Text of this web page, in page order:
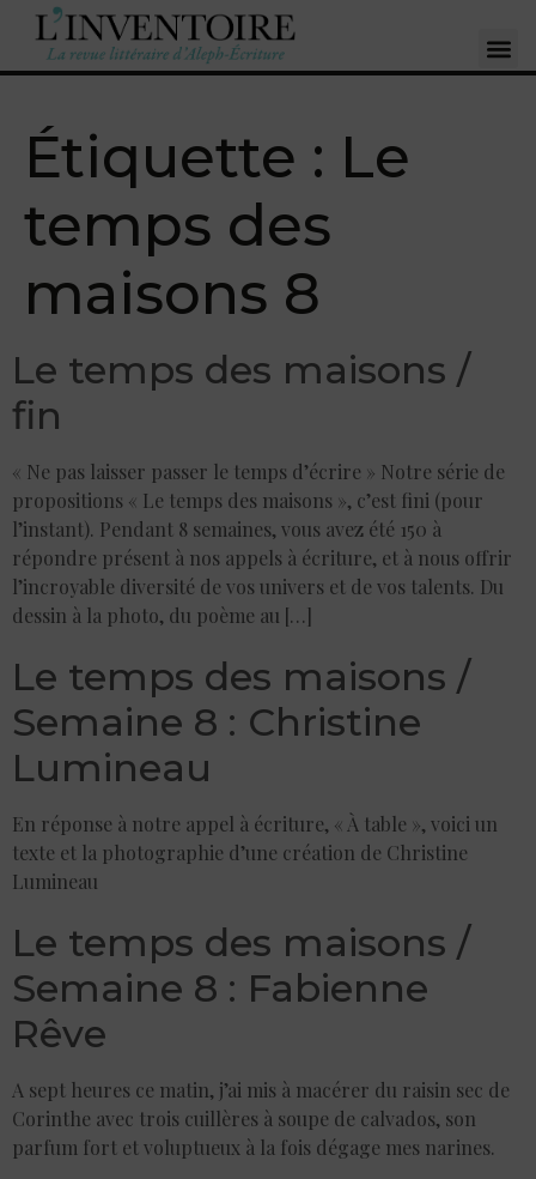
Étiquette : Le
temps des
maisons 8
Le temps des maisons /
fin
« Ne pas laisser passer le temps d’écrire » Notre série de
propositions « Le temps des maisons », c’est fini (pour
l’instant). Pendant 8 semaines, vous avez été 150 à
répondre présent à nos appels à écriture, et à nous offrir
l’incroyable diversité de vos univers et de vos talents. Du
dessin à la photo, du poème au […]
Le temps des maisons /
Semaine 8 : Christine
Lumineau
En réponse à notre appel à écriture, « À table », voici un
texte et la photographie d’une création de Christine
Lumineau
Le temps des maisons /
Semaine 8 : Fabienne
Rêve
A sept heures ce matin, j’ai mis à macérer du raisin sec de
Corinthe avec trois cuillères à soupe de calvados, son
parfum fort et voluptueux à la fois dégage mes narines.